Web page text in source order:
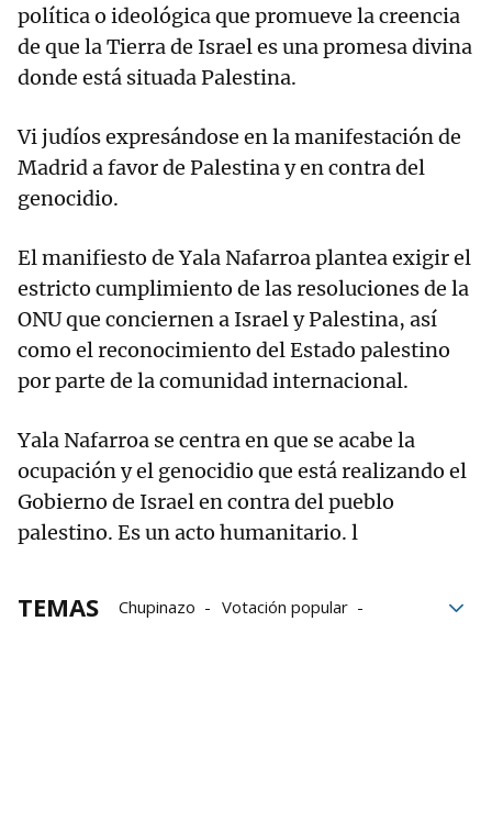
política o ideológica que promueve la creencia
de que la Tierra de Israel es una promesa divina
donde está situada Palestina.
Vi judíos expresándose en la manifestación de
Madrid a favor de Palestina y en contra del
genocidio.
El manifiesto de Yala Nafarroa plantea exigir el
estricto cumplimiento de las resoluciones de la
ONU que conciernen a Israel y Palestina, así
como el reconocimiento del Estado palestino
por parte de la comunidad internacional.
Yala Nafarroa se centra en que se acabe la
ocupación y el genocidio que está realizando el
Gobierno de Israel en contra del pueblo
palestino. Es un acto humanitario. l
TEMAS Chupinazo
Votación popular